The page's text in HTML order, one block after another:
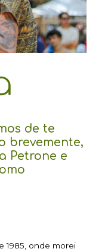
de te
brevemente,
Petrone e
1985, onde morei